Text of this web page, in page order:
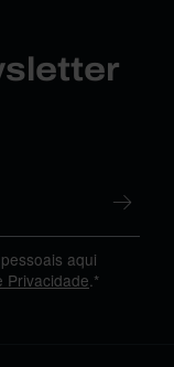
aqui
Privacidade .*